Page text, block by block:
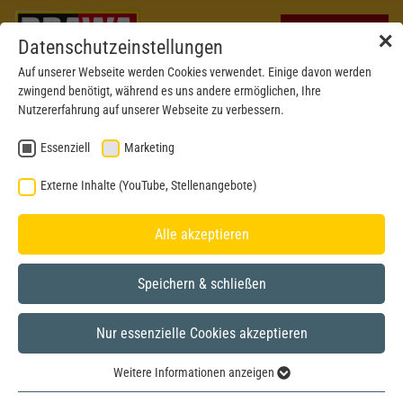
BRAWA MUSEUM
Modell aus dem Jahr 2019
✕
Datenschutzeinstellungen
Auf unserer Webseite werden Cookies verwendet. Einige davon werden
zwingend benötigt, während es uns andere ermöglichen, Ihre
Nutzererfahrung auf unserer Webseite zu verbessern.
Essenziell Marketing
Externe Inhalte (YouTube, Stellenangebote)
Alle akzeptieren
Speichern & schließen
Nur essenzielle Cookies akzeptieren
Weitere Informationen anzeigen